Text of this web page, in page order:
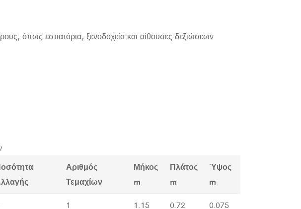
όπως εστιατόρια, ξενοδοχεία και αίθουσες δεξιώσεων
Αριθμός
Τεμαχίων
Μήκος
m
Πλάτος
m
Ύψος
m
1 1.15 0.72 0.075